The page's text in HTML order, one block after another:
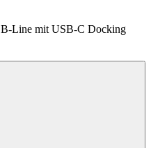
B-Line mit USB-C Docking